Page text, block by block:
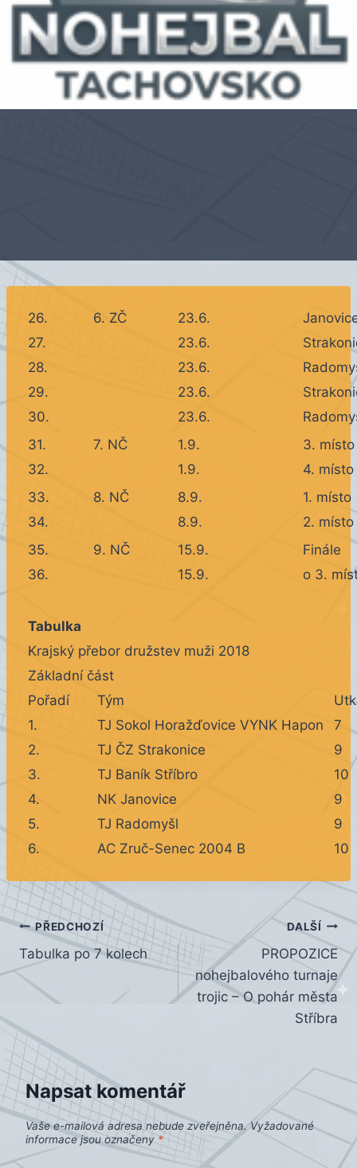
26. 6. ZČ 23.6.
27.
23.6.
28.
23.6.
29.
23.6.
30.
23.6.
31.
7. NČ 1.9.
3. místo
32.
1.9.
4. místo
33.
8. NČ 8.9.
1. místo
34.
8.9.
2. místo
35.
9. NČ 15.9.
Finále
36.
15.9. o 3.
Tabulka
Krajský přebor družstev muži 2018
Základní část
Pořadí
Tým
1.
TJ Sokol Horažďovice VYNK Hapon
7
2.
TJ ČZ Strakonice
9
3.
TJ Baník Stříbro
10
4.
NK Janovice
9
5.
TJ Radomyšl
9
6.
AC Zruč-Senec 2004 B 10
Navigace
pro
příspěvek
PŘEDCHOZÍ
Tabulka po 7 kolech
DALŠÍ
PROPOZICE
nohejbalového turnaje
trojic – O pohár města
Stříbra
Napsat komentář
Vaše e-mailová adresa nebude zveřejněna. Vyžadované
informace jsou označeny *